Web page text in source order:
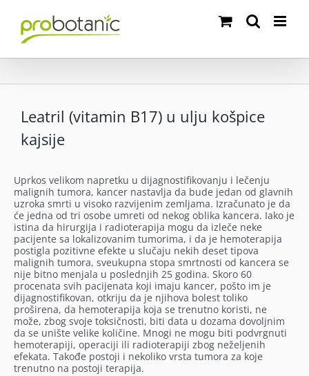
content
Leatril (vitamin B17) u ulju košpice
kajsije
Uprkos velikom napretku u dijagnostifikovanju i lečenju
malignih tumora, kancer nastavlja da bude jedan od glavnih
uzroka smrti u visoko razvijenim zemljama. Izračunato je da
će jedna od tri osobe umreti od nekog oblika kancera. Iako je
istina da hirurgija i radioterapija mogu da izleče neke
pacijente sa lokalizovanim tumorima, i da je hemoterapija
postigla pozitivne efekte u slučaju nekih deset tipova
malignih tumora, sveukupna stopa smrtnosti od kancera se
nije bitno menjala u poslednjih 25 godina. Skoro 60
procenata svih pacijenata koji imaju kancer, pošto im je
dijagnostifikovan, otkriju da je njihova bolest toliko
proširena, da hemoterapija koja se trenutno koristi, ne
može, zbog svoje toksičnosti, biti data u dozama dovoljnim
da se unište velike količine. Mnogi ne mogu biti podvrgnuti
hemoterapiji, operaciji ili radioterapiji zbog neželjenih
efekata. Takođe postoji i nekoliko vrsta tumora za koje
trenutno na postoji terapija.